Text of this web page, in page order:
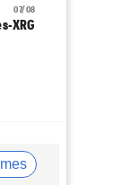
07/08
XRG
infos